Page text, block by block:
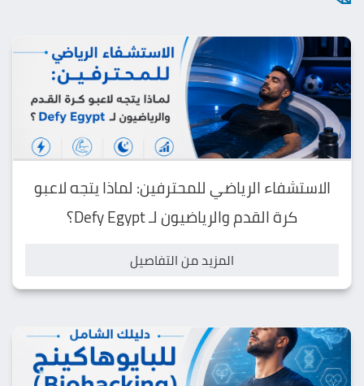
الاستشفاء الرياضي للمحترفين: لماذا يتجه لاعبو
كرة القدم والرياضيون لـ Defy Egypt؟
المزيد من التفاصيل